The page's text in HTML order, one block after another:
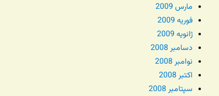
مارس 2009
فوریه 2009
ژانویه 2009
دسامبر 2008
نوامبر 2008
اکتبر 2008
سپتامبر 2008